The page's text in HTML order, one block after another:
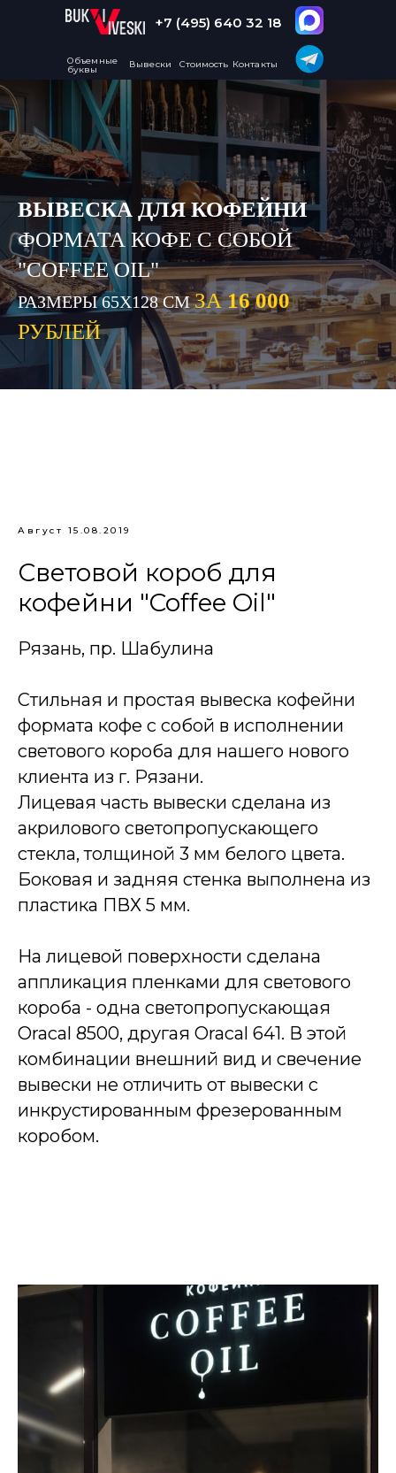
Объемные
буквы Вывески Стоимость Контакты
+7 (495) 640 32 18
ВЫВЕСКА ДЛЯ КОФЕЙНИ
ФОРМАТА КОФЕ С СОБОЙ
"COFFEE OIL"
РАЗМЕРЫ 65Х128 СМЗА16 000
РУБЛЕЙ
Август 15.08.2019
Световой короб для
кофейни "Coffee Oil"
Рязань, пр. Шабулина
Стильная и простая вывеска кофейни
формата кофе с собой в исполнении
светового короба для нашего нового
клиента из г. Рязани.
Лицевая часть вывески сделана из
акрилового светопропускающего
стекла, толщиной 3 мм белого цвета.
Боковая и задняя стенка выполнена из
пластика ПВХ 5 мм.
На лицевой поверхности сделана
аппликация пленками для светового
короба - одна светопропускающая
Oracal 8500, другая Oracal 641. В этой
комбинации внешний вид и свечение
вывески не отличить от вывески с
инкрустированным фрезерованным
коробом.